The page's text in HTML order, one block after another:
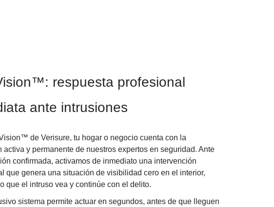
respuesta profesional
ante intrusiones
de Verisure, tu hogar o negocio cuenta con la
activa y permanente de nuestros expertos en seguridad. Ante
confirmada, activamos de inmediato una intervención
que genera una situación de visibilidad cero en el interior,
que el intruso vea y continúe con el delito.
sistema permite actuar en segundos, antes de que lleguen